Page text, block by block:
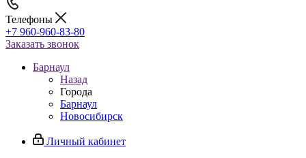
Телефоны
+7 960-960-83-80
Заказать звонок
Барнаул
Назад
Города
Барнаул
Новосибирск
Личный кабинет